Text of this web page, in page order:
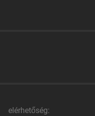
elérhetőség: